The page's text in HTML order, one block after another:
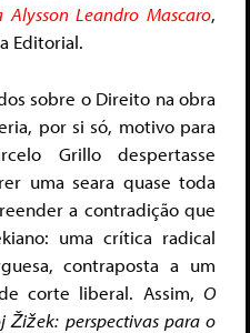
Alysson Leandro Mascaro,
Editorial.
sobre o Direito na obra
por si só, motivo para
Grillo despertasse
uma seara quase toda
a contradição que
uma crítica radical
contraposta a um
corte liberal. Assim, O
Žižek: perspectivas para o